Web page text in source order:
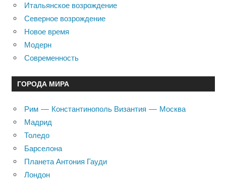
Итальянское возрождение
Северное возрождение
Новое время
Модерн
Современность
ГОРОДА МИРА
Рим — Константинополь Византия — Москва
Мадрид
Толедо
Барселона
Планета Антония Гауди
Лондон